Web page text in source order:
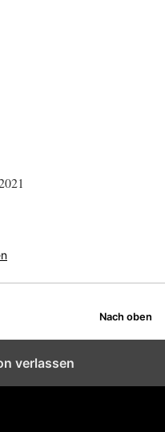
Nach oben
verlassen